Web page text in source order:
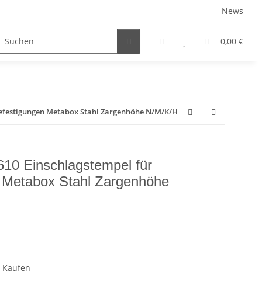
News
0,00 €
Auszugsysteme
Metabox Stahl Zargenhöhe N/M/K/H
Einschlagstempel für
Stahl Zargenhöhe